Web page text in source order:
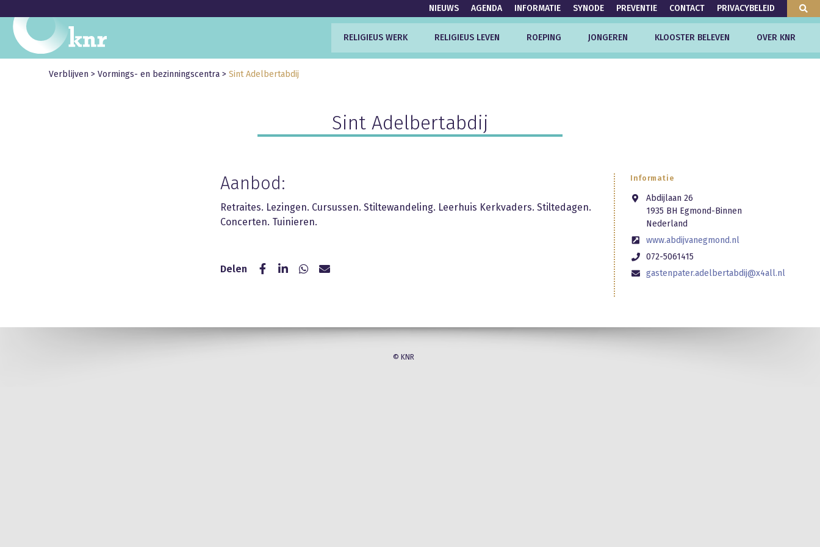
NIEUWS AGENDA INFORMATIE SYNODE PREVENTIE CONTACT PRIVACYBELEID
RELIGIEUS WERK RELIGIEUS LEVEN ROEPING JONGEREN KLOOSTER BELEVEN OVER KNR
Verblijven > Vormings- en bezinningscentra > Sint Adelbertabdij
Sint Adelbertabdij
Aanbod:
Retraites. Lezingen. Cursussen. Stiltewandeling. Leerhuis Kerkvaders. Stiltedagen.
Concerten. Tuinieren.
Delen
Informatie
Abdijlaan 26
1935 BH Egmond-Binnen
Nederland
www.abdijvanegmond.nl
072-5061415
gastenpater.adelbertabdij@x4all.nl
© KNR